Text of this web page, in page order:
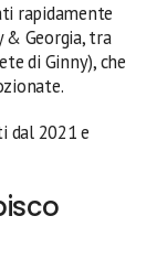
rapidamente
& Georgia, tra
di Ginny), che
dal 2021 e